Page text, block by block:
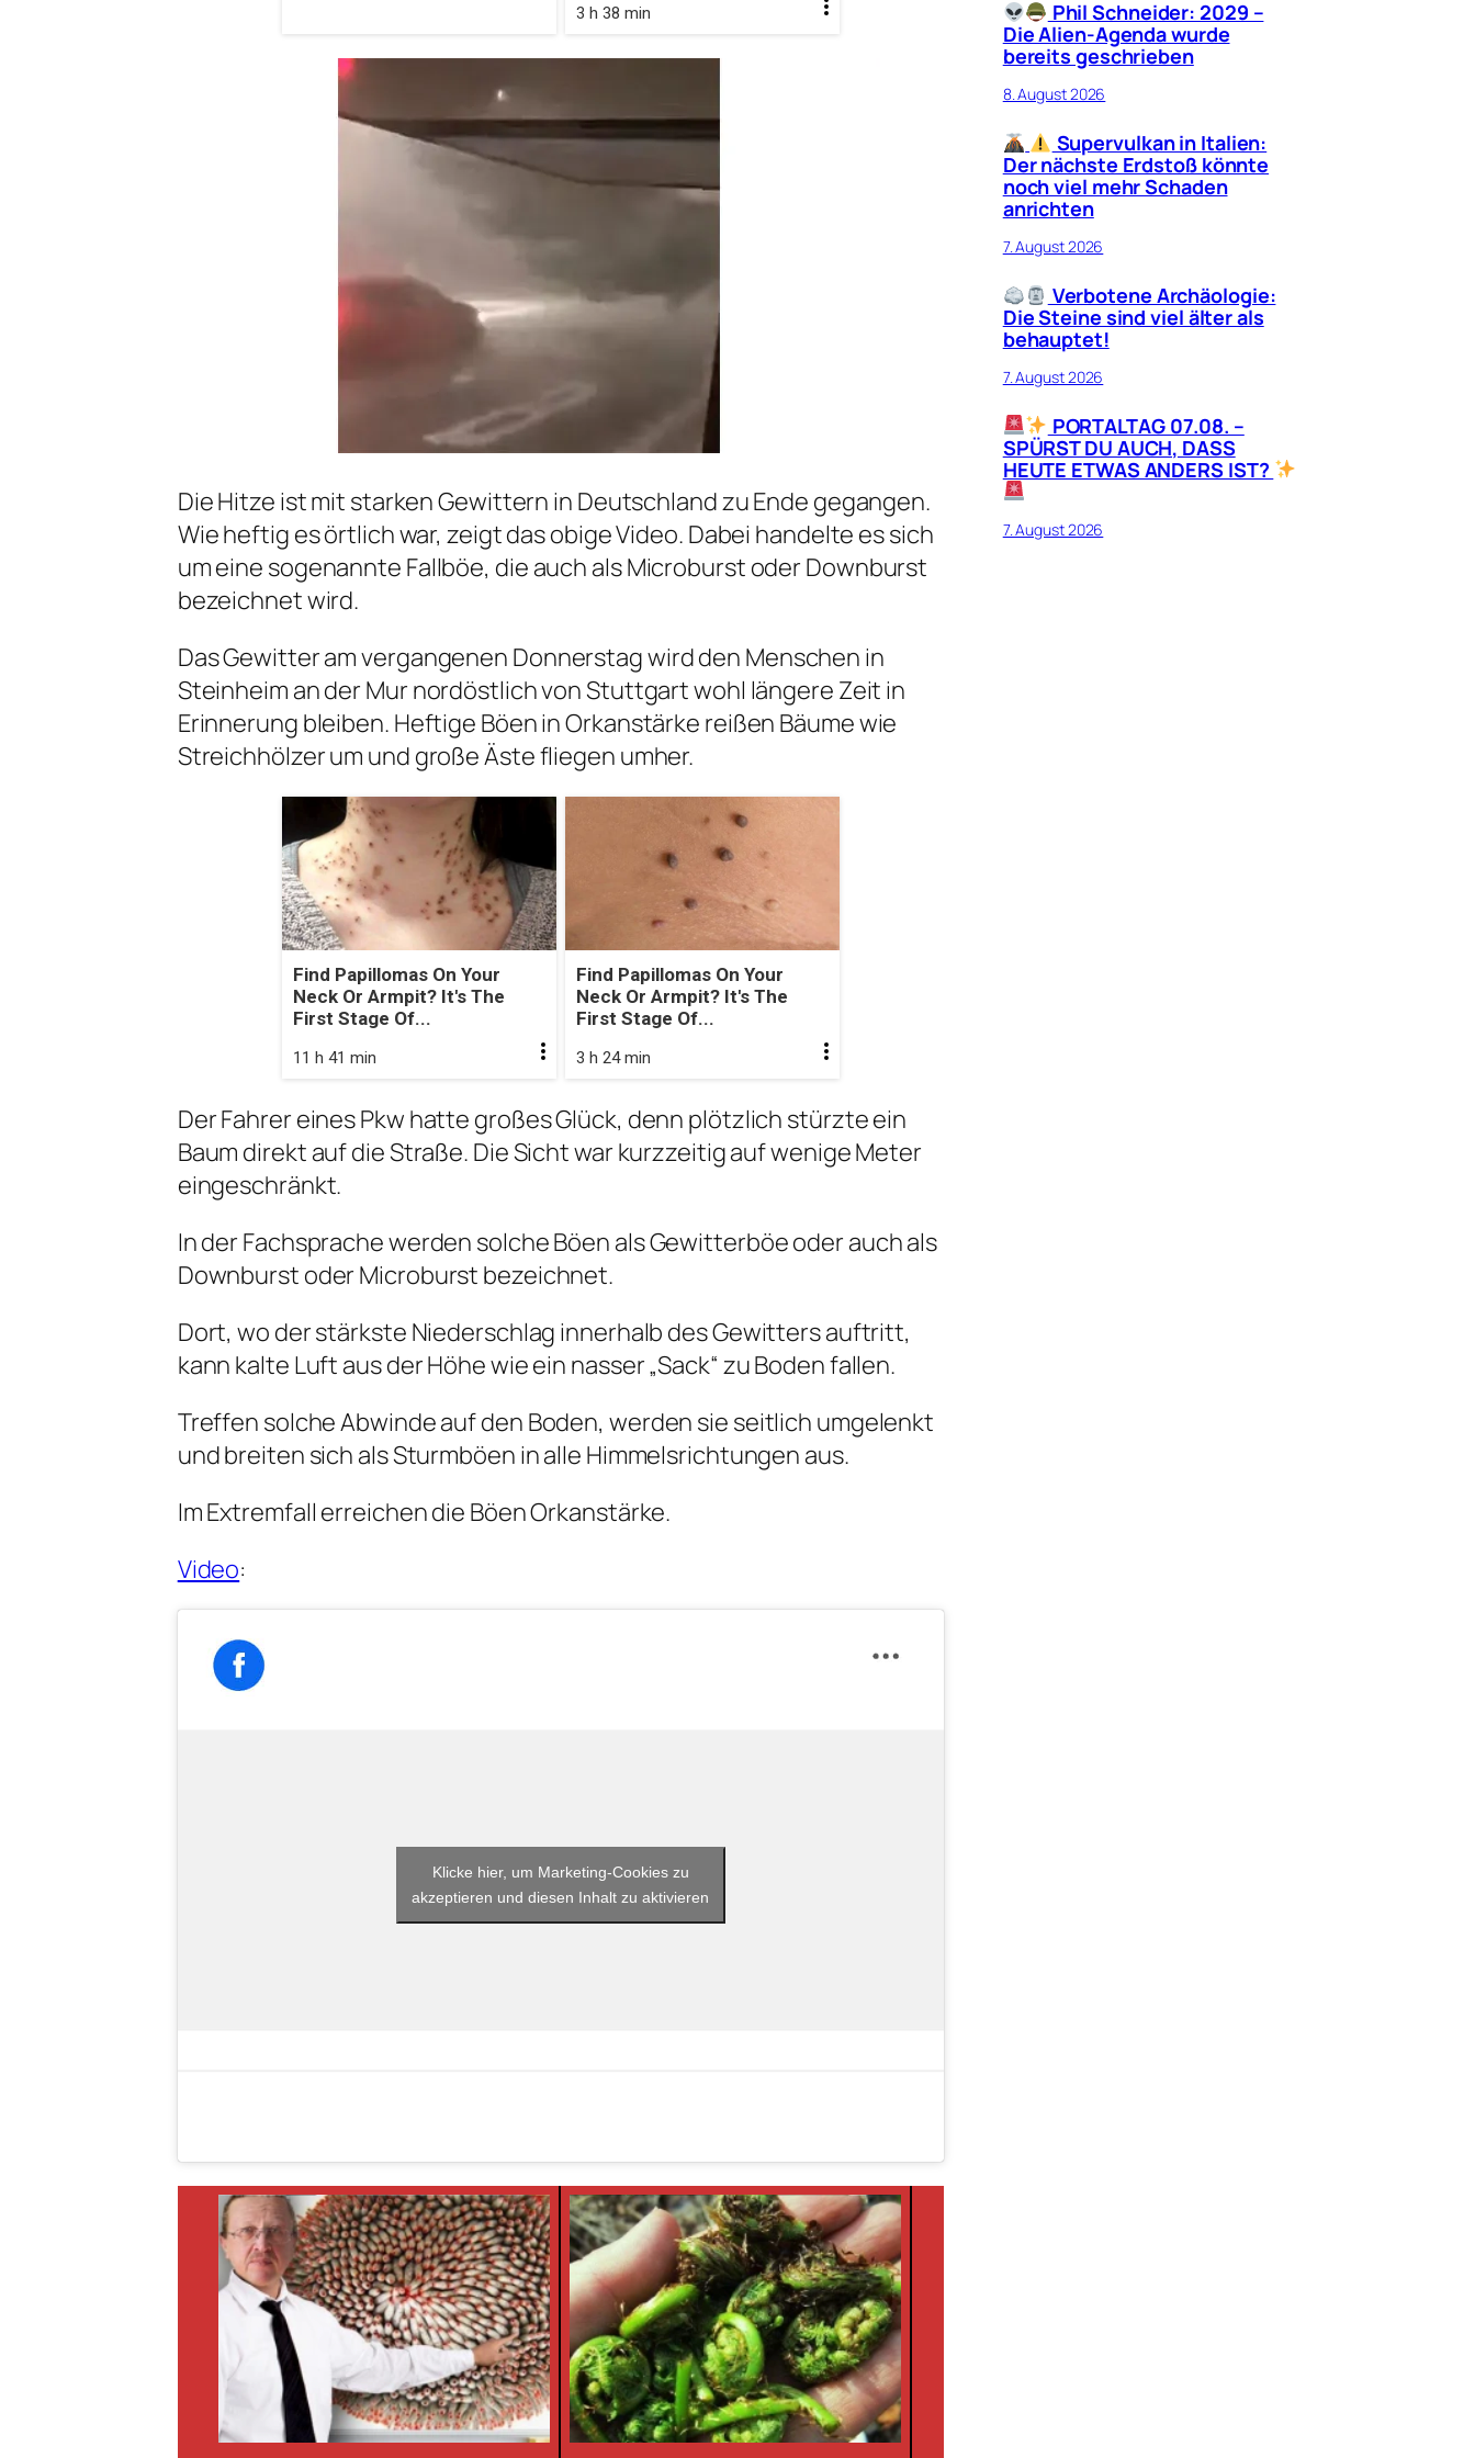
3 h 38 min
Die Hitze ist mit starken Gewittern in Deutschland zu Ende gegangen.
Wie heftig es örtlich war, zeigt das obige Video. Dabei handelte es sich
um eine sogenannte Fallböe, die auch als Microburst oder Downburst
bezeichnet wird.
Das Gewitter am vergangenen Donnerstag wird den Menschen in
Steinheim an der Mur nordöstlich von Stuttgart wohl längere Zeit in
Erinnerung bleiben. Heftige Böen in Orkanstärke reißen Bäume wie
Streichhölzer um und große Äste fliegen umher.
Find Papillomas On Your
Neck Or Armpit? It's The
First Stage Of...
11 h 41 min
Find Papillomas On Your
Neck Or Armpit? It's The
First Stage Of...
3 h 24 min
Der Fahrer eines Pkw hatte großes Glück, denn plötzlich stürzte ein
Baum direkt auf die Straße. Die Sicht war kurzzeitig auf wenige Meter
eingeschränkt.
In der Fachsprache werden solche Böen alsGewitterböeoder auch als
Downburst oder Microburst bezeichnet.
Dort, wo der stärkste Niederschlag innerhalb des Gewitters auftritt,
kann kalte Luft aus der Höhe wie ein nasser „Sack“ zu Boden fallen.
Treffen solche Abwinde auf den Boden, werden sie seitlich umgelenkt
und breiten sich als Sturmböen in alle Himmelsrichtungen aus.
Im Extremfall erreichen die Böen Orkanstärke.
Video:
Klicke hier, um Marketing-Cookies zu
akzeptieren und diesen Inhalt zu aktivieren
Phil Schneider: 2029 –
Die Alien-Agenda wurde
bereits geschrieben
8. August 2026
Supervulkan in Italien:
Der nächste Erdstoß könnte
noch viel mehr Schaden
anrichten
7. August 2026
Verbotene Archäologie:
Die Steine sind viel älter als
behauptet!
7. August 2026
PORTALTAG 07.08. –
SPÜRST DU AUCH, DASS
HEUTE ETWAS ANDERS IST?
7. August 2026